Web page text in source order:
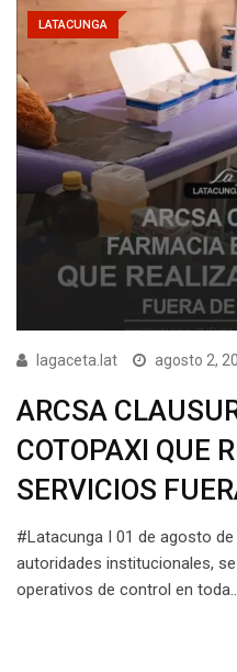
LATACUNGA
lagaceta.lat agosto 2,
ARCSA
COTOPAXI QUE
SERVICIOS
#Latacunga I 01 de agosto
autoridades institucionales,
operativos de control en